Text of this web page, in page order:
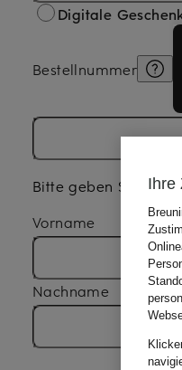
Digitale
Bestellnummer
Bitte geben Sie uns
Vorname
Nachname
Ihre